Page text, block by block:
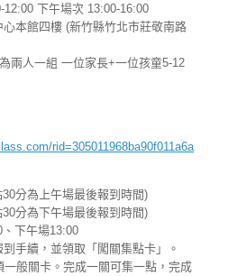
12:00 下午場次 13:00-16:00
心本館四樓 (新竹縣竹北市莊敬南路
兩人一組 一位家長+一位孩童5-12
rid=305011968ba90f011a6a
分為上午場最後報到時間)
分為下午場最後報到時間)
下午場13:00
手續，並領取「闖關集點卡」。
般關卡。完成一關可集一點，完成